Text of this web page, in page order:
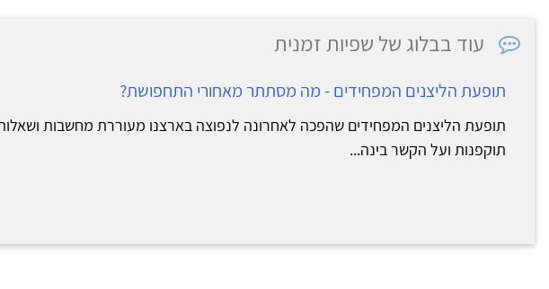
עוד בבלוג של שפיות זמנית
תופעת הליצנים המפחידים - מה מסתתר מאחורי התחפושת?
תופעת הליצנים המפחידים שהפכה לאחרונה לנפוצה בארצנו מעוררת מחשבות
תוקפנות ועל הקשר בינה...